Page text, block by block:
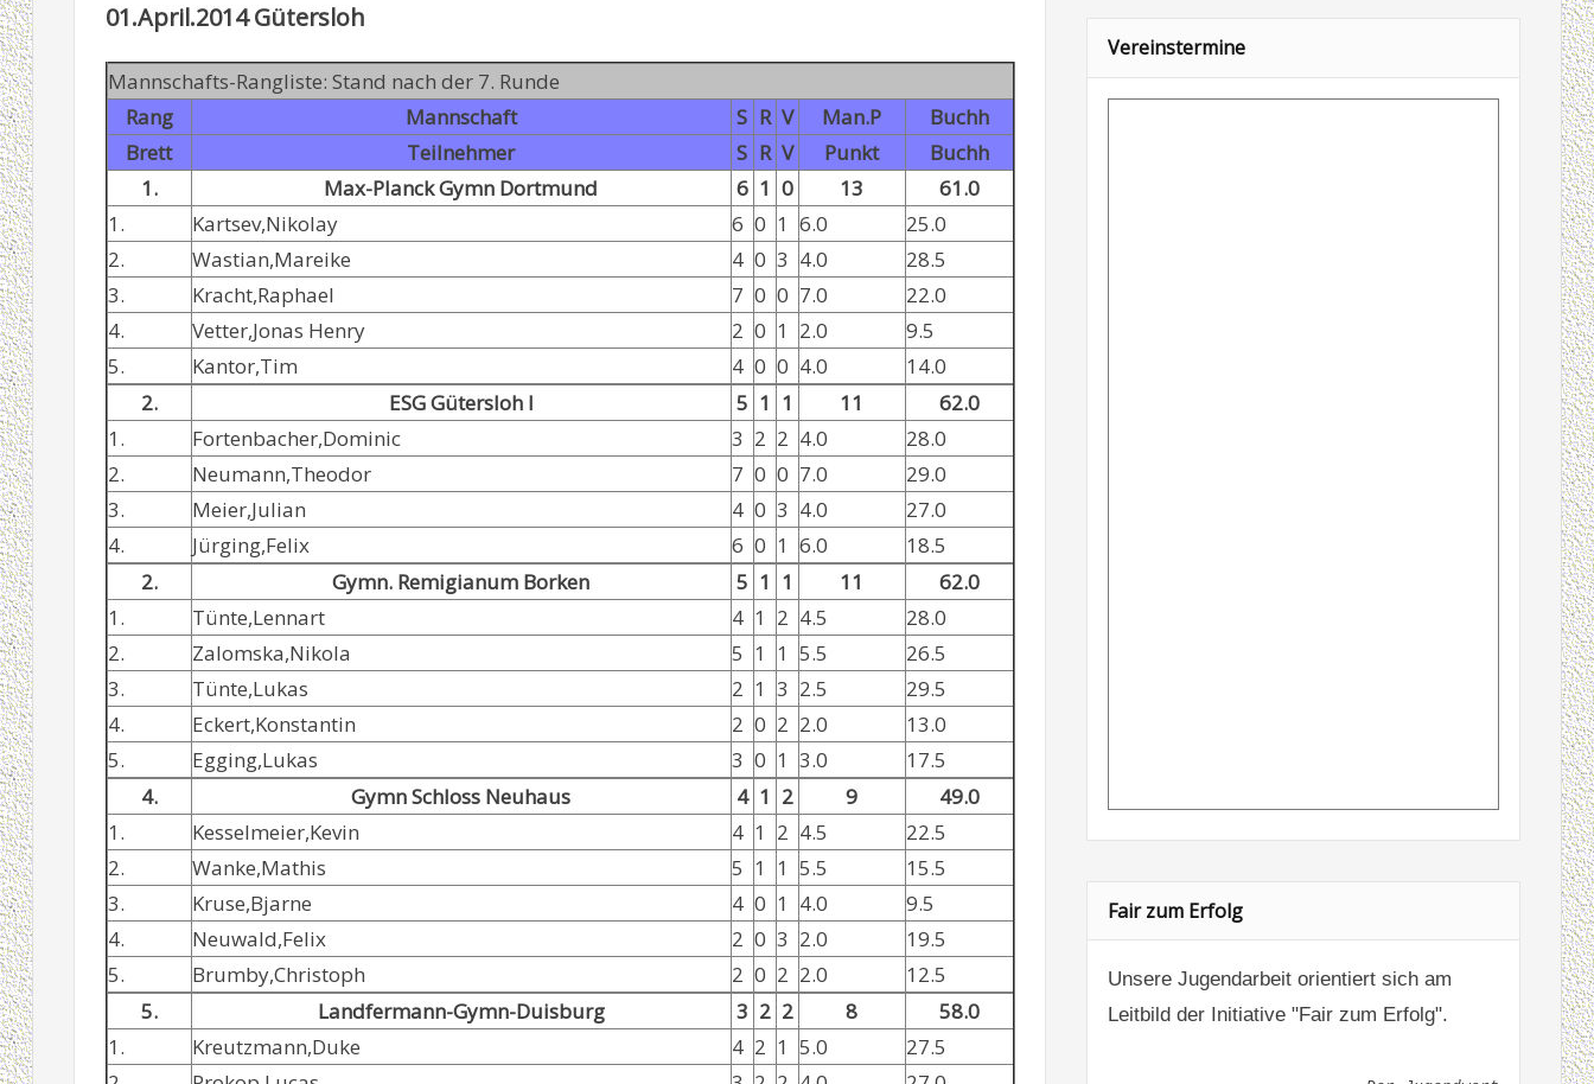
01.April.2014 Gütersloh
Mannschafts-Rangliste: Stand nach der 7. Runde
Rang
Mannschaft S R V Man.P
Buchh
Brett
Teilnehmer S R V Punkt
Buchh
1.
Max-Planck Gymn Dortmund 6 1 0 13
61.0
1.
Kartsev,Nikolay 6 0 1 6.0
25.0
2.
Wastian,Mareike 4 0 3 4.0
28.5
3.
Kracht,Raphael 7 0 0 7.0
22.0
4.
Vetter,Jonas Henry 2 0 1 2.0
9.5
5.
Kantor,Tim 4 0 0 4.0
14.0
2.
ESG Gütersloh I 5 1 1 11
62.0
1.
Fortenbacher,Dominic 3 2 2 4.0
28.0
2.
Neumann,Theodor 7 0 0 7.0
29.0
3.
Meier,Julian 4 0 3 4.0
27.0
4.
Jürging,Felix 6 0 1 6.0
18.5
2.
Gymn. Remigianum Borken 5 1 1 11
62.0
1.
Tünte,Lennart 4 1 2 4.5
28.0
2.
Zalomska,Nikola 5 1 1 5.5
26.5
3.
Tünte,Lukas 2 1 3 2.5
29.5
4.
Eckert,Konstantin 2 0 2 2.0
13.0
5.
Egging,Lukas 3 0 1 3.0
17.5
4.
Gymn Schloss Neuhaus 4 1 2 9
49.0
1.
Kesselmeier,Kevin 4 1 2 4.5
22.5
2.
Wanke,Mathis 5 1 1 5.5
15.5
3.
Kruse,Bjarne 4 0 1 4.0
9.5
4.
Neuwald,Felix 2 0 3 2.0
19.5
5.
Brumby,Christoph 2 0 2 2.0
12.5
5.
Landfermann-Gymn-Duisburg 3 2 2 8
58.0
1.
Kreutzmann,Duke 4 2 1 5.0
27.5
Vereinstermine
Fair zum Erfolg
Unsere Jugendarbeit orientiert sich am
Leitbild der Initiative "Fair zum Erfolg".